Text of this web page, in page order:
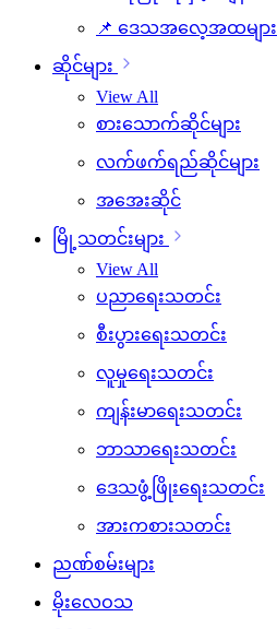
📌 ဒေသအလေ့အထများ
ဆိုင်များ
View All
စားသောက်ဆိုင်များ
လက်ဖက်ရည်ဆိုင်များ
အအေးဆိုင်
မြို့သတင်းများ
View All
ပညာရေးသတင်း
စီးပွားရေးသတင်း
လူမှုရေးသတင်း
ကျန်းမာရေးသတင်း
ဘာသာရေးသတင်း
ဒေသဖွံ့ဖြိုးရေးသတင်း
အားကစားသတင်း
ညဏ်စမ်းများ
မိုးလေဝသ